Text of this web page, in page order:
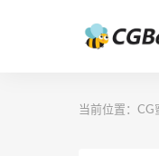
当前位置： CG